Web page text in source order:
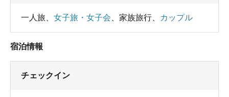
一人旅 女子旅・女子会 家族旅行 カップル
宿泊情報
チェックイン